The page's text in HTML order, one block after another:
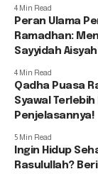
4 Min Read
Peran Ulama
Ramadhan:
Sayyidah Aisyah
4 Min Read
Qadha Puasa
Syawal
Penjelasannya!
5 Min Read
Ingin Hidup
Rasulullah?